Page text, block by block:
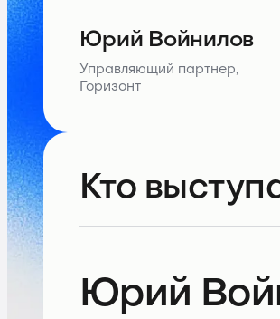
Юрий Войнилов
Управляющий партнер,
Горизонт
Кто
Юрий